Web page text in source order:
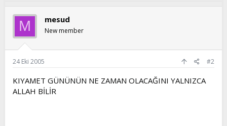
M mesud
New member
24 Eki 2005 #2
KIYAMET GÜNÜNÜN NE ZAMAN OLACAĞINI YALNIZCA
ALLAH BİLİR